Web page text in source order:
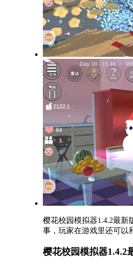
樱花校园模拟器1.4.2最
事，玩家在游戏里还可以
樱花校园模拟器1.4.2